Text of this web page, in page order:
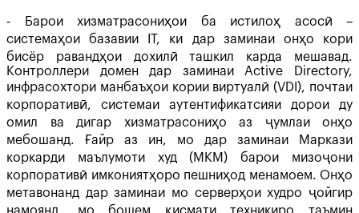
- Барои хизматрасониҳои ба истилоҳ асосӣ –
системаҳои базавии IT, ки дар заминаи онҳо кори
бисёр равандҳои дохилӣ ташкил карда мешавад.
Контроллери домен дар заминаи Active Directory,
инфрасохтори манбаъҳои кории виртуалӣ (VDI), почтаи
корпоративӣ, системаи аутентификатсияи дорои ду
омил ва дигар хизматрасониҳо аз ҷумлаи онҳо
мебошанд. Ғайр аз ин, мо дар заминаи Маркази
коркарди маълумоти худ (МКМ) барои мизоҷони
корпоративӣ имкониятҳоро пешниҳод менамоем. Онҳо
метавонанд дар заминаи мо серверҳои худро ҷойгир
намоянд, мо бошем қисмати техникиро таъмин